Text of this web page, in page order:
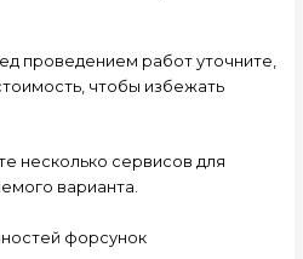
проведением работ уточните,
чтобы избежать
несколько сервисов для
варианта.
форсунок